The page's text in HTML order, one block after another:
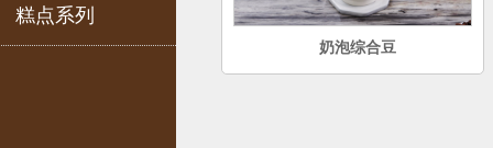
糕点系列
奶泡综合豆